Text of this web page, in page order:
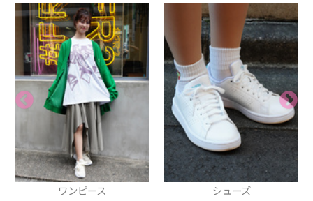
ワンピース シューズ